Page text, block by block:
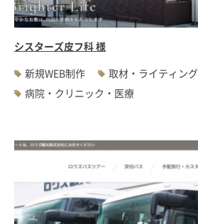
シスターズ皮フ科 様
新規WEB制作
取材・ライティング
病院・クリニック・医療